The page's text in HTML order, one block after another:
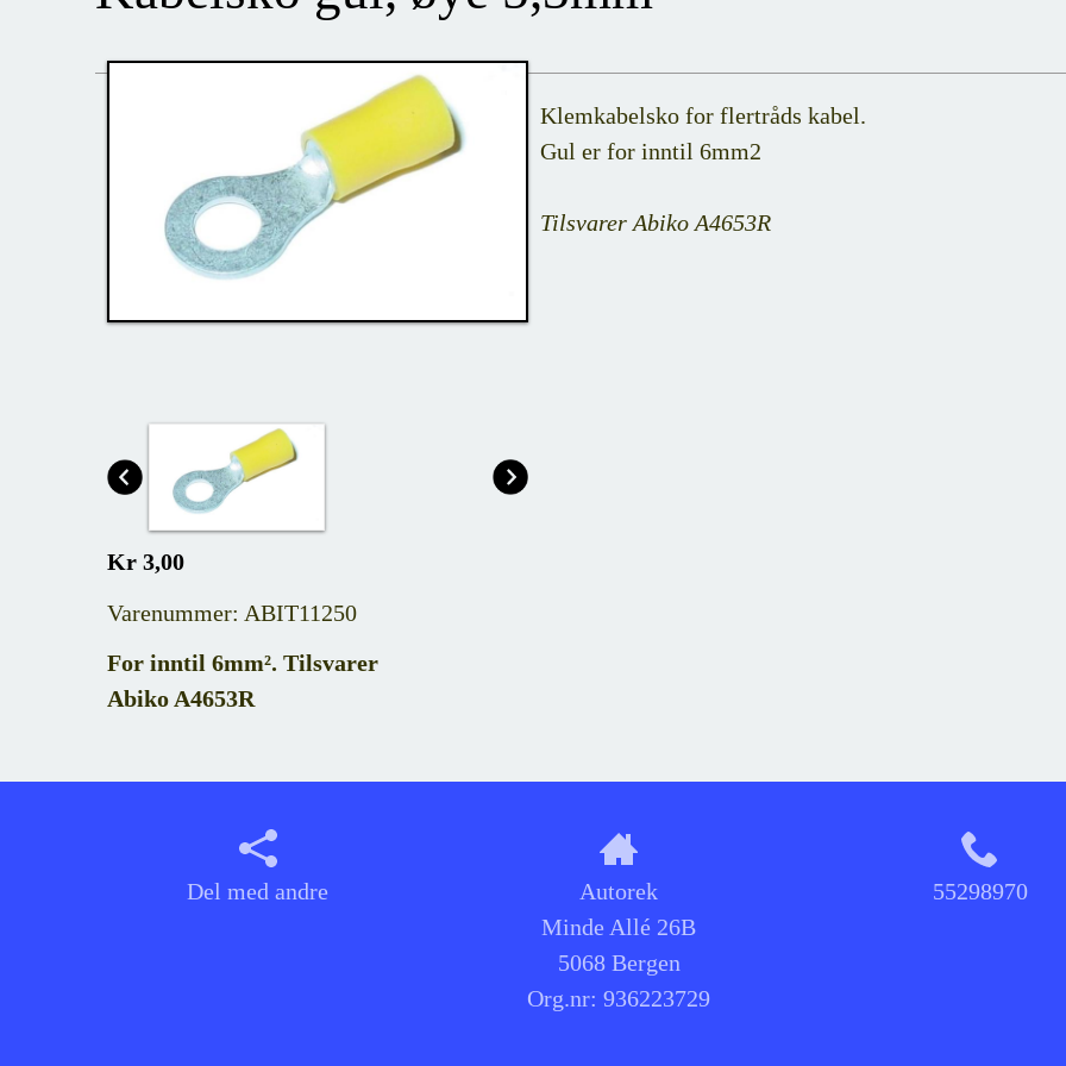
Kr 3,00
Varenummer: ABIT11250
For inntil 6mm². Tilsvarer
AbikoA4653R
Klemkabelsko for flertråds kabel.
Gul er for inntil 6mm2
Tilsvarer AbikoA4653R
Del med andre
Autorek
Minde Allé 26B
5068 Bergen
Org.nr:936223729
55298970